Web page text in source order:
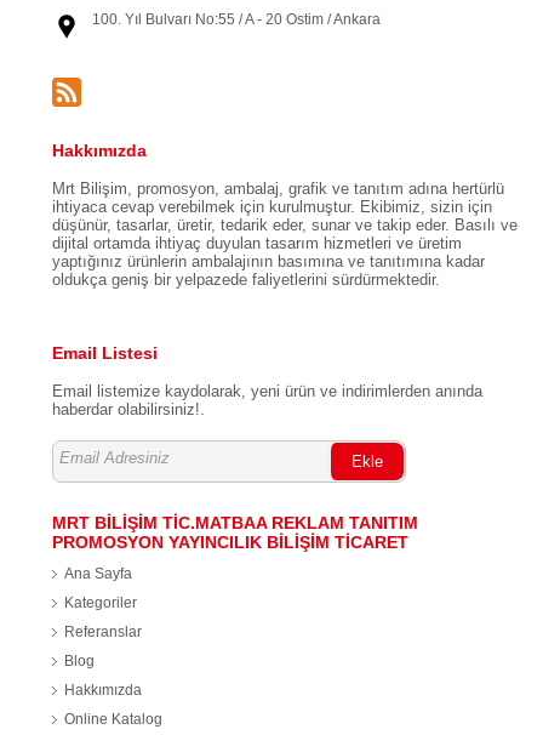
100. Yıl Bulvarı No:55 / A - 20 Ostim / Ankara
Hakkımızda
Mrt Bilişim, promosyon, ambalaj, grafik ve tanıtım adına hertürlü
ihtiyaca cevap verebilmek için kurulmuştur. Ekibimiz, sizin için
düşünür, tasarlar, üretir, tedarik eder, sunar ve takip eder. Basılı ve
dijital ortamda ihtiyaç duyulan tasarım hizmetleri ve üretim
yaptığınız ürünlerin ambalajının basımına ve tanıtımına kadar
oldukça geniş bir yelpazede faliyetlerini sürdürmektedir.
Email Listesi
Email listemize kaydolarak, yeni ürün ve indirimlerden anında
haberdar olabilirsiniz!.
Ekle
MRT BİLİŞİM TİC.MATBAA REKLAM TANITIM
PROMOSYON YAYINCILIK BİLİŞİM TİCARET
Ana Sayfa
Kategoriler
Referanslar
Blog
Hakkımızda
Online Katalog